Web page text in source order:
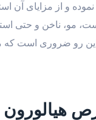
و از مزایای آن
مو، ناخن و حتی
رو ضروری است که